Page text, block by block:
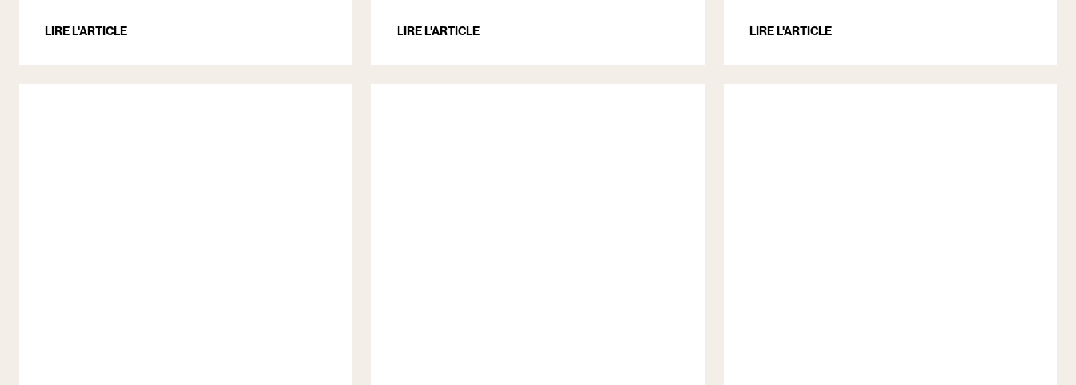
LIRE L'ARTICLE LIRE L'ARTICLE LIRE L'ARTICLE